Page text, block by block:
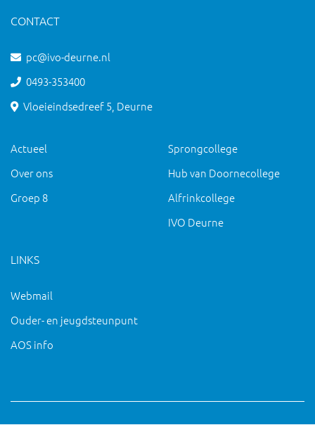
CONTACT
pc@ivo-deurne.nl
0493-353400
Vloeieindsedreef 5, Deurne
Actueel
Over ons
Groep 8
Sprongcollege
Hub van Doornecollege
Alfrinkcollege
IVO Deurne
LINKS
Webmail
Ouder- en jeugdsteunpunt
AOS info